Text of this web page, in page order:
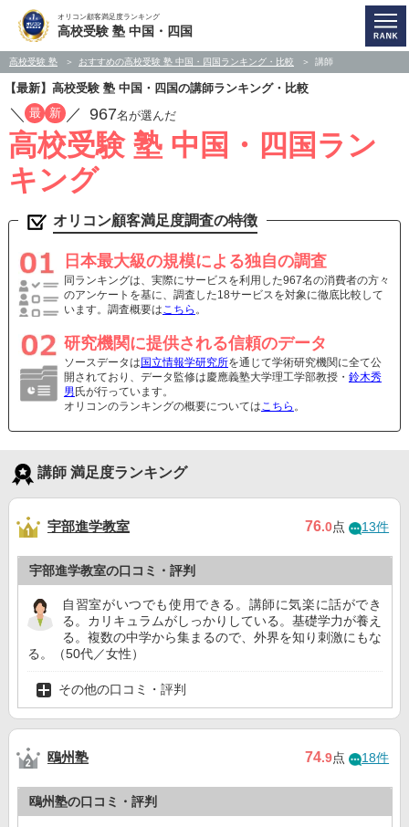
オリコン顧客満足度ランキング
高校受験 塾 中国・四国
高校受験 塾 おすすめの高校受験 塾 中国・四国ランキング・比較 講師
【最新】高校受験 塾 中国・四国の講師ランキング・比較
／ 最 新 ／ 967名が選んだ
高校受験 塾 中国・四国ラン
キング
オリコン顧客満足度調査の特徴
日本最大級の規模による独自の調査
同ランキングは、実際にサービスを利用した967名の消費者の方々
のアンケートを基に、調査した18サービスを対象に徹底比較して
います。調査概要はこちら 。
研究機関に提供される信頼のデータ
ソースデータは 国立情報学研究所を通じて学術研究機関に全て公
開されており、データ監修は慶應義塾大学理工学部教授・ 鈴木秀
男 氏が行っています。
オリコンのランキングの概要についてはこちら 。
講師 満足度ランキング
宇部進学教室 76.0点 13件
宇部進学教室の口コミ・評判
自習室がいつでも使用できる。講師に気楽に話ができ
る。カリキュラムがしっかりしている。基礎学力が養え
る。複数の中学から集まるので、外界を知り刺激にもな
る。（50代／女性）
その他の口コミ・評判
鴎州塾 74.9点 18件
鴎州塾の口コミ・評判